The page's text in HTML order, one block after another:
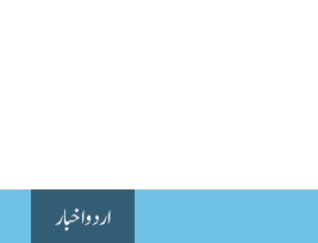
اردو اخبار